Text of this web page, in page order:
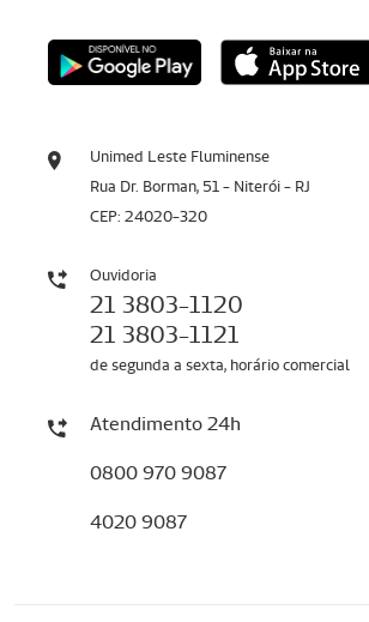
Unimed Leste Fluminense
Rua Dr. Borman, 51 - Niterói - RJ
CEP: 24020-320
Ouvidoria
21 3803-1120
21 3803-1121
de segunda a sexta, horário comercial
Atendimento 24h
0800 970 9087
4020 9087